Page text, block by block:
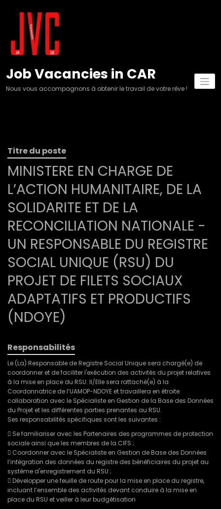
Job Vacancies in CAR
Nous vous accompagnons à obtenir le travail de votre rêve !
Titre du poste
MINISTERE EN CHARGE DE
L’ACTION HUMANITAIRE, DE LA
SOLIDARITE ET DE LA
RECONCILIATION NATIONALE -
UN RESPONSABLE DU REGISTRE
SOCIAL UNIQUE (RSU) DU
PROJET DE FILETS SOCIAUX
ADAPTATIFS ET PRODUCTIFS
(NDOYE)
Responsabilités
Le (La) Responsable de Registre Social Unique sera chargé(e) de
coordonner et de faciliter l'exécution des activités du projet relatives
à la mise en place du RSU. Il/Elle sera rattaché(e) à la
Coordonnatrice de l’UAMOP-NDOYE et travaillera en étroite
collaboration avec le Spécialiste en Gestion de la Base des Données
du Projet et les différentes parties prenantes au RSU.
Ses responsabilités spécifiques sont les suivantes :
 Se familiariser avec les Partenaires des programmes de protection
sociale ainsi que les membres de la CIFS ;
 Coordonner avec le Spécialiste en Gestion de Base des Données
l’intégration des données du registre des bénéficiaires du projet au
système d'enregistrement du RSU ;
 Développer une feuille de route pour la mise en place du registre,
incluant l’ensemble des activités devant conduire à la mise en
place du RSU et veiller à leur budgétisation